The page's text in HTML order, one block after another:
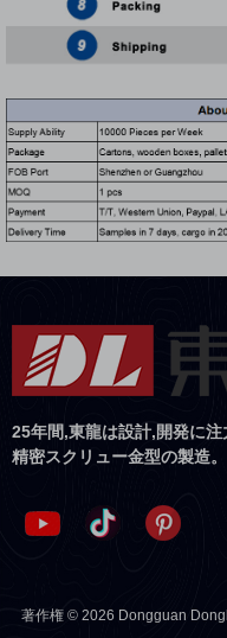
25年間,東龍は設計,開発に注
精密スクリュー金型の製造。
著作権 © 2026 Dongguan